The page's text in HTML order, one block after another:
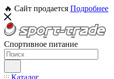
🔥 Сайт продается Подробнее
Спортивное питание
Каталог